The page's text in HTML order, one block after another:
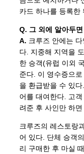
카드 하나를 등록한
Q. 그 외에 알아두
A. 크루즈 안에는
다. 지중해 지역을
한 승객(유럽 이외
준다. 이 영수증으
을 환급받을 수 있
어를 대여한다. 고
려준 후 사인만 하면
크루즈의 레스토랑
어 있다. 단체 승객
리 구매한 후 마실